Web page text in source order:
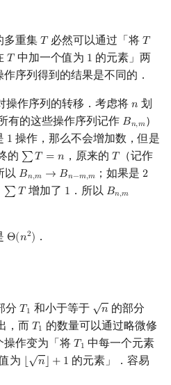
多重集 𝑇
T 必然可以通过「将𝑇
T
𝑇
T 中加一个值为 1
1 的元素」两
序列得到的结果是不同的．
操作序列的转移．考虑将𝑛
n 划
有的这些操作序列记作 𝐵𝑛,𝑚
Bn,m）
1
1 操作，那么不会增加数，但是
的 ∑𝑇 = 𝑛
∑T=n ，原来的 𝑇
T （记作
以 𝐵𝑛,𝑚 → 𝐵𝑛−𝑚,𝑚
Bn,m →Bn−m,m ；如果是 2
2
∑𝑇
∑T 增加了 1
1 ．所以 𝐵𝑛,𝑚
Bn,m
Θ(𝑛2)
Θ(n2) ．
分𝑇 1
T1 和小于等于 √
𝑛
n 的部分
，而 𝑇1
T1 的数量可以通过略微修
操作变为「将 𝑇 1
T1 中每一个元素
为 ⌊
√
𝑛⌋ + 1
n⌋+1
的元素」．容易